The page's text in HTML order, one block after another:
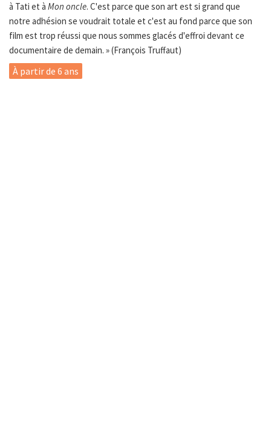
à Tati et à Mon oncle. C'est parce que son art est si grand que
notre adhésion se voudrait totale et c'est au fond parce que son
film est trop réussi que nous sommes glacés d'effroi devant ce
documentaire de demain. » (François Truffaut)
À partir de 6 ans